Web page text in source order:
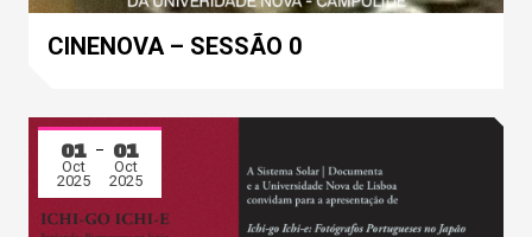
CINENOVA – SESSÃO 0
01
Oct
2025
01
Oct
2025